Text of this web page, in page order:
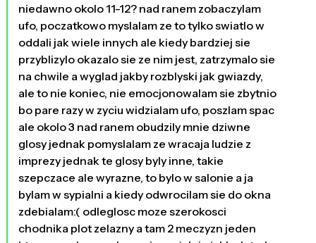
niedawno okolo 11-12? nad ranem zobaczylam
ufo, poczatkowo myslalam ze to tylko swiatlo w
oddali jak wiele innych ale kiedy bardziej sie
przyblizylo okazalo sie ze nim jest, zatrzymalo sie
na chwile a wyglad jakby rozblyski jak gwiazdy,
ale to nie koniec, nie emocjonowalam sie zbytnio
bo pare razy w zyciu widzialam ufo, poszlam spac
ale okolo 3 nad ranem obudzily mnie dziwne
glosy jednak pomyslalam ze wracaja ludzie z
imprezy jednak te glosy byly inne, takie
szepczace ale wyrazne, to bylo w salonie a ja
bylam w sypialni a kiedy odwrocilam sie do okna
zdebialam:( odleglosc moze szerokosci
chodnika plot zelazny a tam 2 meczyzn jeden